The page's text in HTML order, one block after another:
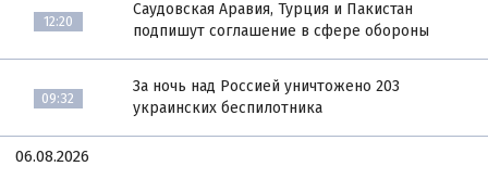
12:20
Саудовская Аравия, Турция и Пакистан
подпишут соглашение в сфере обороны
09:32
За ночь над Россией уничтожено 203
украинских беспилотника
06.08.2026